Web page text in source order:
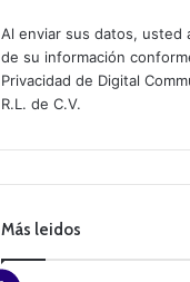
v
e
p
i
n
Al enviar sus datos, usted
de su información
Privacidad de Digital
R.L. de C.V.
Más leidos